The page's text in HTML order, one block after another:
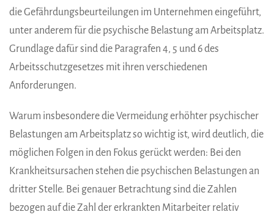
die Gefährdungsbeurteilungen im Unternehmen eingeführt,
unter anderem für die psychische Belastung am Arbeitsplatz.
Grundlage dafür sind die Paragrafen 4, 5 und 6 des
Arbeitsschutzgesetzes mit ihren verschiedenen
Anforderungen.
Warum insbesondere die Vermeidung erhöhter psychischer
Belastungen am Arbeitsplatz so wichtig ist, wird deutlich, die
möglichen Folgen in den Fokus gerückt werden: Bei den
Krankheitsursachen stehen die psychischen Belastungen an
dritter Stelle. Bei genauer Betrachtung sind die Zahlen
bezogen auf die Zahl der erkrankten Mitarbeiter relativ